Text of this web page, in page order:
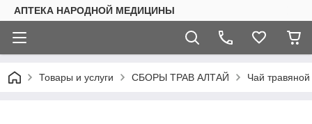
АПТЕКА НАРОДНОЙ МЕДИЦИНЫ
Товары и услуги СБОРЫ ТРАВ АЛТАЙ Чай